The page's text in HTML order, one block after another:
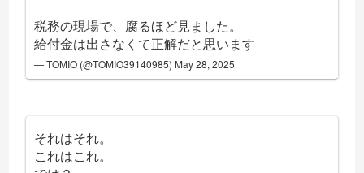
税務の現場で、腐るほど見ました。
給付金は出さなくて正解だと思います
— TOMIO (@TOMIO39140985) May 28, 2025
それはそれ。
これはこれ。